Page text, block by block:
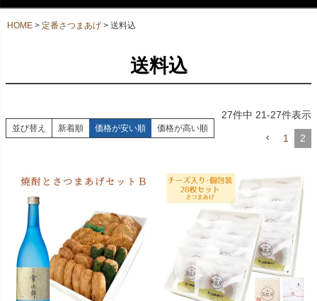
HOME 定番さつまあげ 送料込
送料込
並び替え 新着順 価格が安い順 価格が高い順
27件中 21-27件表示
1 2